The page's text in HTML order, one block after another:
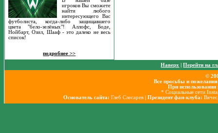
игроков Вы сможете
найти любого
интересующего Вас
футболиста, когда-либо защищавшего
цвета "бело-зелёных"! Аллофс, Боде,
Нойбарт, Озил, Шааф - это далеко не весь
список!
подробнее >>
Наверх |Перейти на
©
Все просьбы и
При использовании
* Социальные сети
Основатель сайта: Глеб Слесарев | Президент фан-клуба: